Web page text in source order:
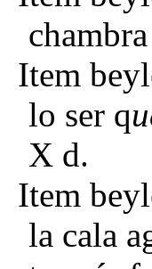
Item
lo ser q
X d.
Item
la cala